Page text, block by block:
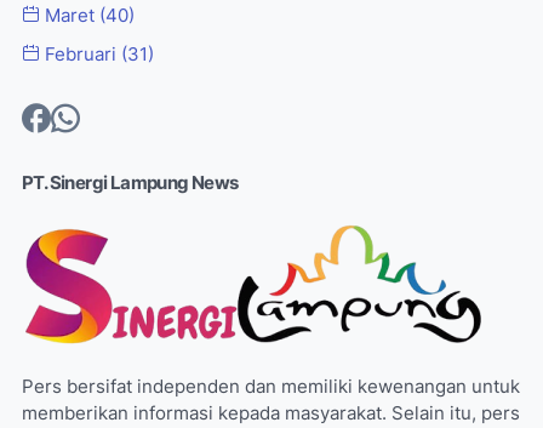
Maret (40)
Februari (31)
PT. Sinergi Lampung News
Pers bersifat independen dan memiliki kewenangan untuk
memberikan informasi kepada masyarakat. Selain itu, pers